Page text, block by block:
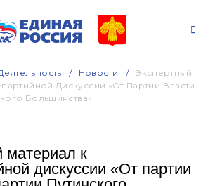
Новости
Экспертный
Дискуссии «От Партии Власти
Большинства»
материал к
дискуссии «От партии